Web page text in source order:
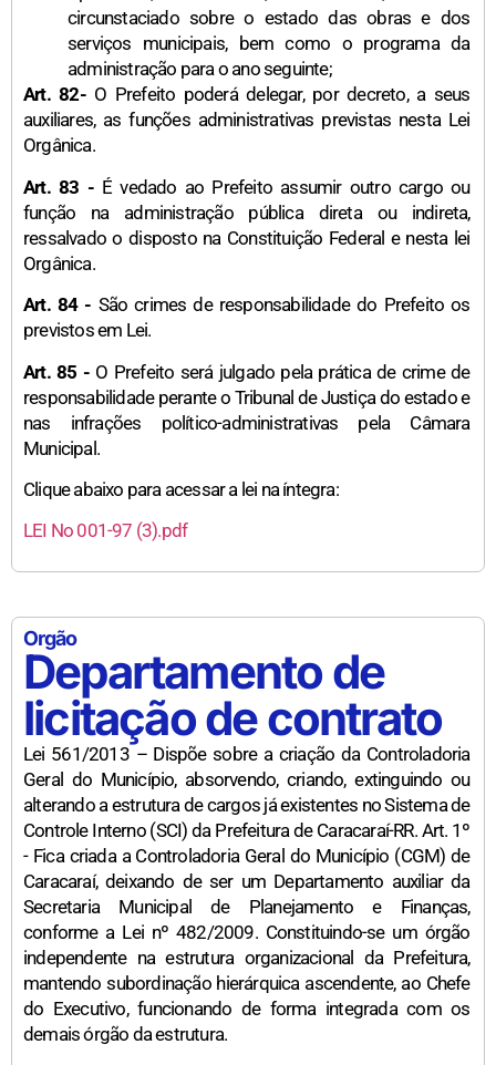
circunstaciado sobre o estado das obras e dos
serviços municipais, bem como o programa da
administração para o ano seguinte;
Art. 82-O Prefeito poderá delegar, por decreto, a seus
auxiliares, as funções administrativas previstas nesta Lei
Orgânica.
Art. 83 -É vedado ao Prefeito assumir outro cargo ou
função na administração pública direta ou indireta,
ressalvado o disposto na Constituição Federal e nesta lei
Orgânica.
Art. 84 - São crimes de responsabilidade do Prefeito os
previstos em Lei.
Art. 85 -O Prefeito será julgado pela prática de crime de
responsabilidade perante o Tribunal de Justiça do estado e
nas infrações político-administrativas pela Câmara
Municipal.
Clique abaixo para acessar a lei na íntegra:
LEI No 001-97 (3).pdf
Orgão
Departamento de
licitação de contrato
Lei 561/2013 – Dispõe sobre a criação da Controladoria
Geral do Município, absorvendo, criando, extinguindo ou
alterando a estrutura de cargos já existentes no Sistema de
Controle Interno (SCI) da Prefeitura de Caracaraí-RR. Art. 1º
- Fica criada a Controladoria Geral do Município (CGM) de
Caracaraí, deixando de ser um Departamento auxiliar da
Secretaria Municipal de Planejamento e Finanças,
conforme a Lei nº 482/2009. Constituindo-se um órgão
independente na estrutura organizacional da Prefeitura,
mantendo subordinação hierárquica ascendente, ao Chefe
do Executivo, funcionando de forma integrada com os
demais órgão da estrutura.